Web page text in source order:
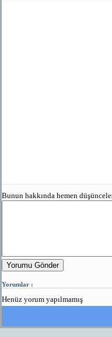
Bunun hakkında hemen
Yorumu Gönder
Yorumlar :
Henüz yorum yapılmamış